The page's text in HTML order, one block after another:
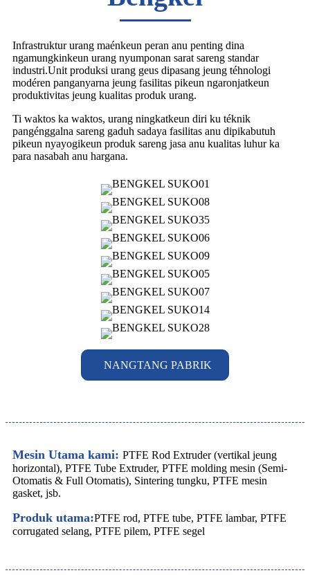
Infrastruktur urang maénkeun peran anu penting dina
ngamungkinkeun urang nyumponan sarat sareng standar
industri.Unit produksi urang geus dipasang jeung téhnologi
modéren panganyarna jeung fasilitas pikeun ngaronjatkeun
produktivitas jeung kualitas produk urang.
Ti waktos ka waktos, urang ningkatkeun diri ku téknik
pangénggalna sareng gaduh sadaya fasilitas anu dipikabutuh
pikeun nyayogikeun produk sareng jasa anu kualitas luhur ka
para nasabah anu hargana.
NANGTANG PABRIK
Mesin Utama kami: PTFE Rod Extruder (vertikal jeung
horizontal), PTFE Tube Extruder, PTFE molding mesin (Semi-
Otomatis & Full Otomatis), Sintering tungku, PTFE mesin
gasket, jsb.
Produk utama:PTFE rod, PTFE tube, PTFE lambar, PTFE
corrugated selang, PTFE pilem, PTFE segel